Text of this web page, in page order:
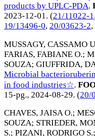
products by UPLC-PDA.
2023-12-01 . (21/11022-1 ,
19/13496-0, 20/03623-2,
MUSSAGY, CASSAMO
FARIAS, FABIANE O.;
SOUZA; GIUFFRIDA,
Microbial
in food industries☆.
15-pg., 2024-08-29. (20/
CHAVES, JAISA O.;
SOUZA; STRIEDER,
S.; PIZANI, RODRIGO S.;